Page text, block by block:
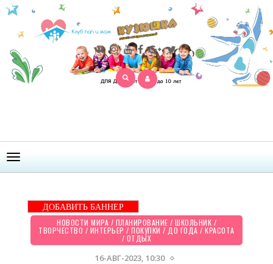
Открыть
меню
ДОБАВИТЬ БАННЕР
НОВОСТИ МИРА / ПЛАНИРОВАНИЕ / ШКОЛЬНИК /
ТВОРЧЕСТВО / ИНТЕРЬЕР /ПОКУПКИ / ДО ГОДА /КРАСОТА
/ ОТДЫХ
16-АВГ-2023, 10:30